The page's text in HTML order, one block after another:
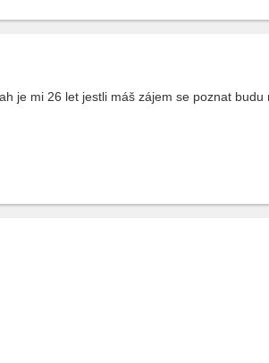
je mi 26 let jestli máš zájem se poznat